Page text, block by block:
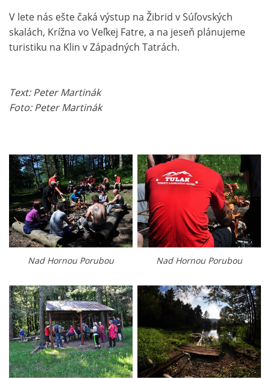
V lete nás ešte čaká výstup na Žibrid v Súľovských
skalách, Krížna vo Veľkej Fatre, a na jeseň plánujeme
turistiku na Klin v Západných Tatrách.
Text: Peter Martinák
Foto: Peter Martinák
Nad Hornou Porubou Nad Hornou Porubou